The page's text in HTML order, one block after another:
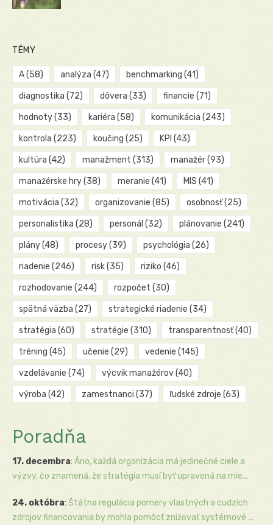
TÉMY
A(58) analýza (47) benchmarking (41)
diagnostika (72) dôvera (33) financie (71)
hodnoty(33) kariéra (58) komunikácia (243)
kontrola (223) koučing (25) KPI (43)
kultúra (42) manažment (313) manažér(93)
manažérske hry(38) meranie (41) MIS (41)
motivácia (32) organizovanie (85) osobnosť(25)
personalistika (28) personál (32) plánovanie (241)
plány(48) procesy(39) psychológia (26)
riadenie (246) risk(35) riziko (46)
rozhodovanie (244) rozpočet (30)
spätná väzba (27) strategické riadenie (34)
stratégia (60) stratégie (310) transparentnosť(40)
tréning (45) učenie (29) vedenie (145)
vzdelávanie (74) výcvik manažérov(40)
výroba (42) zamestnanci (37) ľudské zdroje (63)
Poradňa
17. decembra: Áno, každá organizácia má jedinečné ciele a
výzvy, čo znamená, že stratégia musí byť upravená na mie...
24. októbra: Štátna regulácia pomery vlastných a cudzích
zdrojov financovania by mohla pomôcť znižovať systémové ...